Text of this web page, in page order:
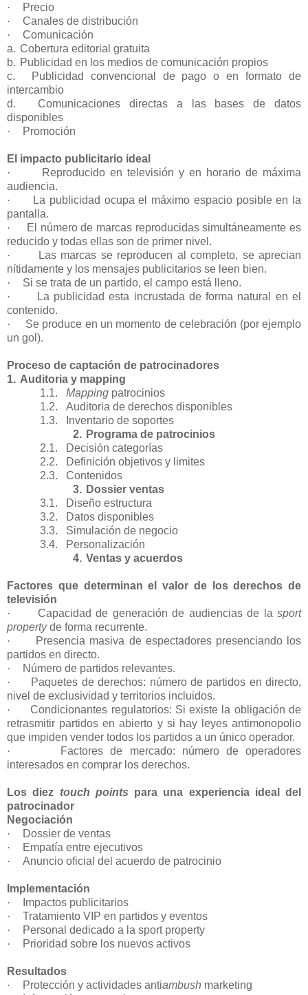
·
Precio
·
Canales de distribución
·
Comunicación
a. Cobertura editorial gratuita
b. Publicidad en los medios de comunicación propios
c.
Publicidad convencional de pago o en formato de
intercambio
d.
Comunicaciones directas a las bases de datos
disponibles
·
Promoción
El impacto publicitario ideal
·
Reproducido en televisión y en horario de máxima
audiencia.
·
La publicidad ocupa el máximo espacio posible en la
pantalla.
·
El número de marcas reproducidas simultáneamente es
reducido y todas ellas son de primer nivel.
·
Las marcas se reproducen al completo, se aprecian
nítidamente y los mensajes publicitarios se leen bien.
·
Si se trata de un partido, el campo está lleno.
·
La publicidad esta incrustada de forma natural en el
contenido.
·
Se produce en un momento de celebración (por ejemplo
un gol).
Proceso de captación de patrocinadores
1. Auditoria y mapping
1.1.
Mapping patrocinios
1.2.
Auditoria de derechos disponibles
1.3.
Inventario de soportes
2. Programa de patrocinios
2.1.
Decisión categorías
2.2.
Definición objetivos y limites
2.3.
Contenidos
3. Dossier ventas
3.1.
Diseño estructura
3.2.
Datos disponibles
3.3.
Simulación de negocio
3.4.
Personalización
4. Ventas y acuerdos
Factores que determinan el valor de los derechos de
televisión
·
Capacidad de generación de audiencias de la sport
propertyde forma recurrente.
·
Presencia masiva de espectadores presenciando los
partidos en directo.
·
Número de partidos relevantes.
·
Paquetes de derechos: número de partidos en directo,
nivel de exclusividad y territorios incluidos.
·
Condicionantes regulatorios: Si existe la obligación de
retrasmitir partidos en abierto y si hay leyes antimonopolio
que impiden vender todos los partidos a un único operador.
·
Factores de mercado: número de operadores
interesados en comprar los derechos.
Los diez touch points para una experiencia ideal del
patrocinador
Negociación
·
Dossier de ventas
·
Empatía entre ejecutivos
·
Anuncio oficial del acuerdo de patrocinio
Implementación
·
Impactos publicitarios
·
Tratamiento VIP en partidos y eventos
·
Personal dedicado a la sport property
·
Prioridad sobre los nuevos activos
Resultados
·
Protección y actividades antiambush marketing